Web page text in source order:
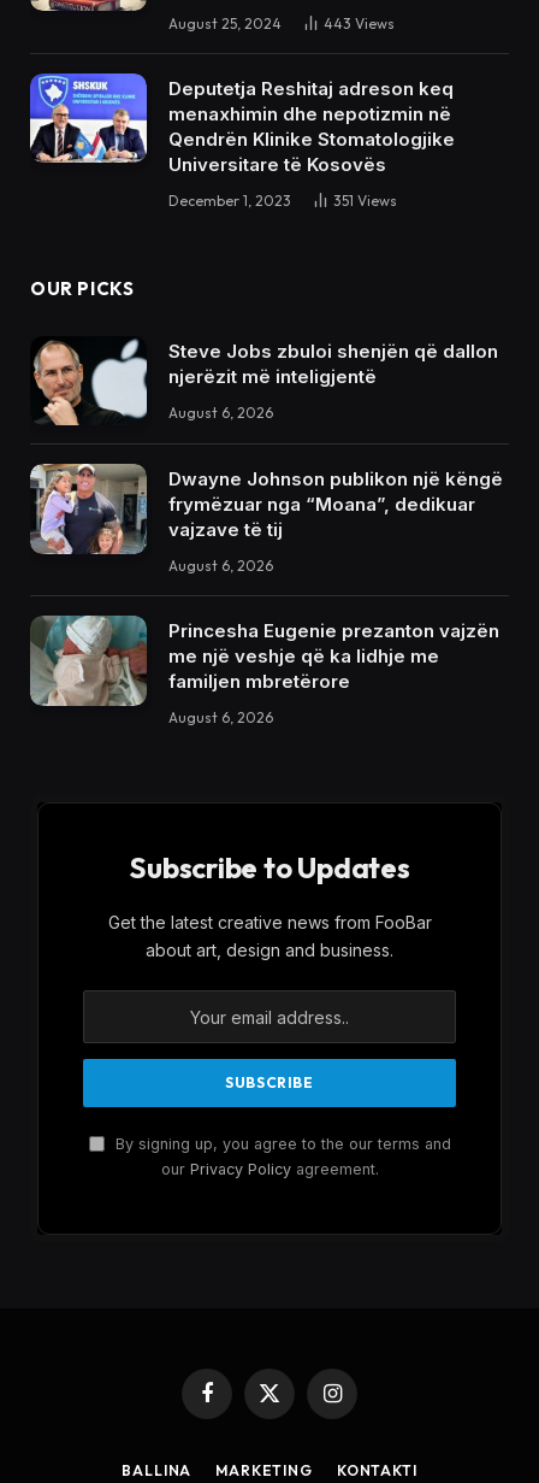
August 25, 2024 443 Views
Deputetja Reshitaj adreson keq
menaxhimin dhe nepotizmin në
Qendrën Klinike Stomatologjike
Universitare të Kosovës
December 1, 2023 351 Views
OUR PICKS
Steve Jobs zbuloi shenjën që dallon
njerëzit më inteligjentë
August 6, 2026
Dwayne Johnson publikon një këngë
frymëzuar nga “Moana”, dedikuar
vajzave të tij
August 6, 2026
Princesha Eugenie prezanton vajzën
me një veshje që ka lidhje me
familjen mbretërore
August 6, 2026
Subscribe to Updates
Get the latest creative news from FooBar
about art, design and business.
By signing up, you agree to the our terms and
our Privacy Policyagreement.
Facebook
X
Instagram
BALLINA MARKETING KONTAKTI